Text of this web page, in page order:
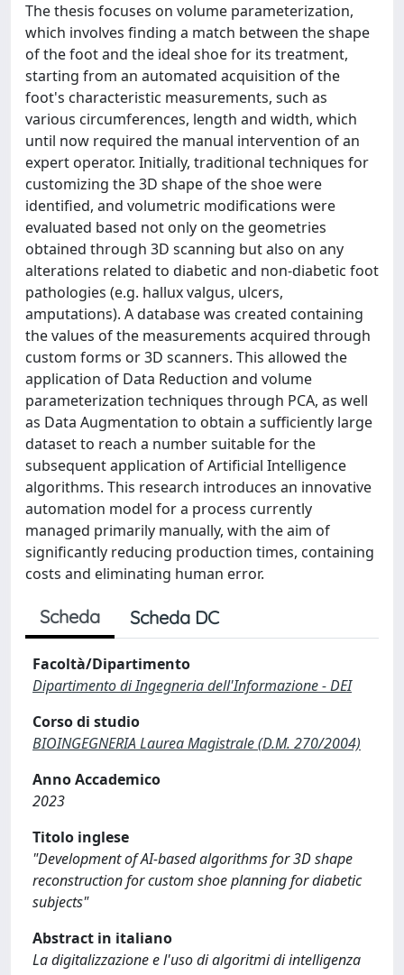
The thesis focuses on volume parameterization,
which involves finding a match between the shape
of the foot and the ideal shoe for its treatment,
starting from an automated acquisition of the
foot's characteristic measurements, such as
various circumferences, length and width, which
until now required the manual intervention of an
expert operator. Initially, traditional techniques for
customizing the 3D shape of the shoe were
identified, and volumetric modifications were
evaluated based not only on the geometries
obtained through 3D scanning but also on any
alterations related to diabetic and non-diabetic foot
pathologies (e.g. hallux valgus, ulcers,
amputations). A database was created containing
the values of the measurements acquired through
custom forms or 3D scanners. This allowed the
application of Data Reduction and volume
parameterization techniques through PCA, as well
as Data Augmentation to obtain a sufficiently large
dataset to reach a number suitable for the
subsequent application of Artificial Intelligence
algorithms. This research introduces an innovative
automation model for a process currently
managed primarily manually, with the aim of
significantly reducing production times, containing
costs and eliminating human error.
Scheda Scheda DC
Facoltà/Dipartimento
Dipartimento di Ingegneria dell'Informazione - DEI
Corso di studio
BIOINGEGNERIA Laurea Magistrale (D.M. 270/2004)
Anno Accademico
2023
Titolo inglese
"Development of AI-based algorithms for 3D shape
reconstruction for custom shoe planning for diabetic
subjects"
Abstract in italiano
La digitalizzazione e l'uso di algoritmi di intelligenza